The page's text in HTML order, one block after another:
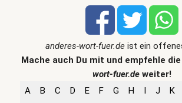
anderes-wort-fuer.deist ein
Mache auch Du mit und empfehle
wort-fuer.de weiter!
A
B C D E F G H I J K